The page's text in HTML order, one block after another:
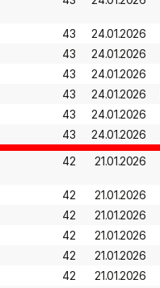
43 24.01.2026
43
24.01.2026
43
24.01.2026
43
24.01.2026
43
24.01.2026
43
24.01.2026
42
21.01.2026
42 21.01.2026
42
21.01.2026
42
21.01.2026
42
21.01.2026
42
21.01.2026